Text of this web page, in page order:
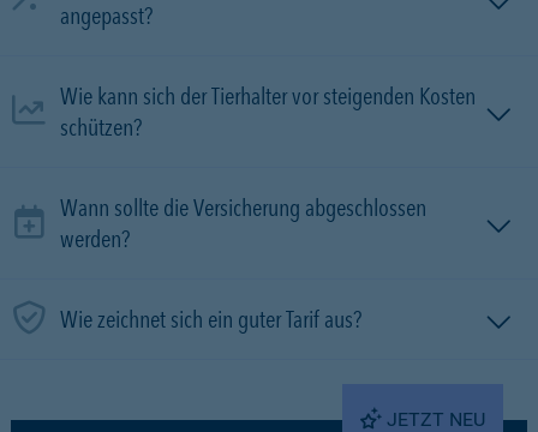
angepasst?
Wie kann sich der Tierhalter vor steigenden Kosten
schützen?
Wann sollte die Versicherung abgeschlossen
werden?
Wie zeichnet sich ein guter Tarif aus?
JETZT NEU